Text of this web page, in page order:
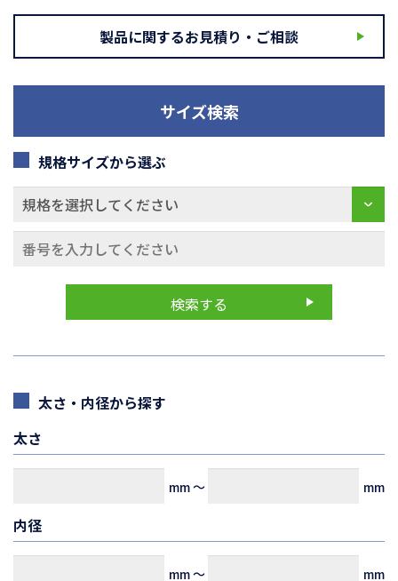
製品に関するお見積り・ご相談
サイズ検索
規格サイズから選ぶ
太さ・内径から探す
太さ
mm～ mm
内径
mm～ mm